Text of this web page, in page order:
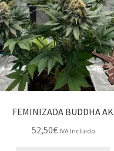
FEMINIZADA BUDDHA AK
52,50€ IVA Incluido